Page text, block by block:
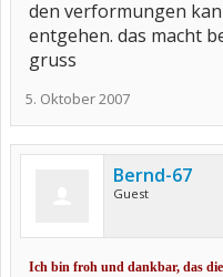
den verformungen
entgehen. das macht
gruss
5. Oktober 2007
Bernd-67
Guest
Ich bin froh und dankbar, das